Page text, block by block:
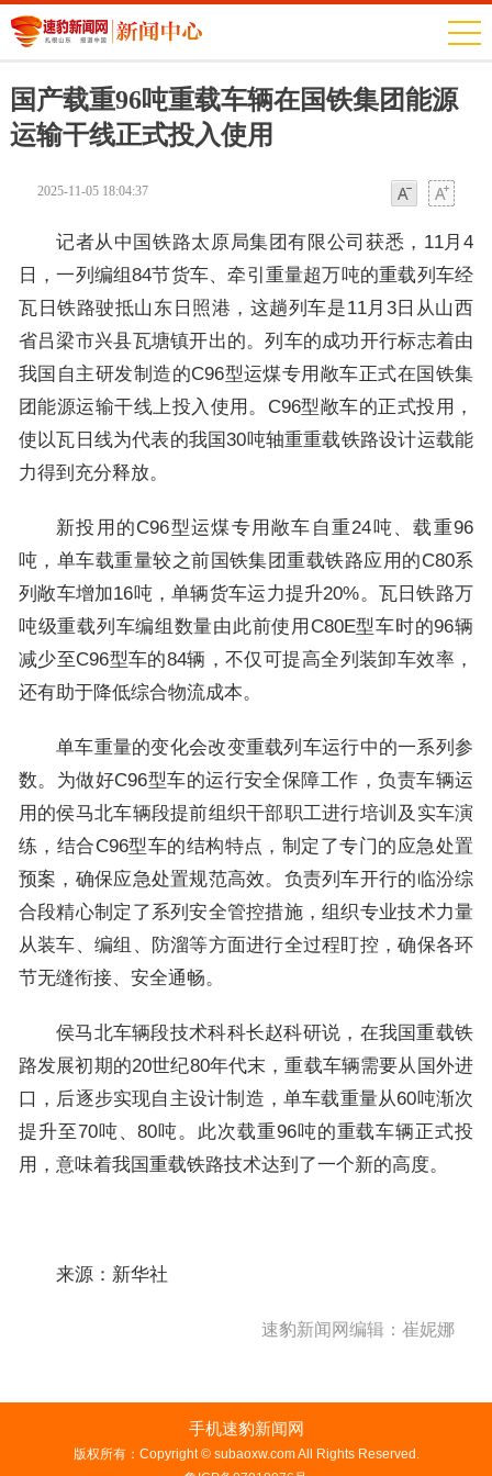
国产载重96吨重载车辆在国铁集团能源
运输干线正式投入使用
2025-11-05 18:04:37
记者从中国铁路太原局集团有限公司获悉，11月4
日，一列编组84节货车、牵引重量超万吨的重载列车经
瓦日铁路驶抵山东日照港，这趟列车是11月3日从山西
省吕梁市兴县瓦塘镇开出的。列车的成功开行标志着由
我国自主研发制造的C96型运煤专用敞车正式在国铁集
团能源运输干线上投入使用。C96型敞车的正式投用，
使以瓦日线为代表的我国30吨轴重重载铁路设计运载能
力得到充分释放。
新投用的C96型运煤专用敞车自重24吨、载重96
吨，单车载重量较之前国铁集团重载铁路应用的C80系
列敞车增加16吨，单辆货车运力提升20%。瓦日铁路万
吨级重载列车编组数量由此前使用C80E型车时的96辆
减少至C96型车的84辆，不仅可提高全列装卸车效率，
还有助于降低综合物流成本。
单车重量的变化会改变重载列车运行中的一系列参
数。为做好C96型车的运行安全保障工作，负责车辆运
用的侯马北车辆段提前组织干部职工进行培训及实车演
练，结合C96型车的结构特点，制定了专门的应急处置
预案，确保应急处置规范高效。负责列车开行的临汾综
合段精心制定了系列安全管控措施，组织专业技术力量
从装车、编组、防溜等方面进行全过程盯控，确保各环
节无缝衔接、安全通畅。
侯马北车辆段技术科科长赵科研说，在我国重载铁
路发展初期的20世纪80年代末，重载车辆需要从国外进
口，后逐步实现自主设计制造，单车载重量从60吨渐次
提升至70吨、80吨。此次载重96吨的重载车辆正式投
用，意味着我国重载铁路技术达到了一个新的高度。
来源：新华社
速豹新闻网编辑：崔妮娜
手机速豹新闻网
版权所有：Copyright © subaoxw.com All Rights Reserved.